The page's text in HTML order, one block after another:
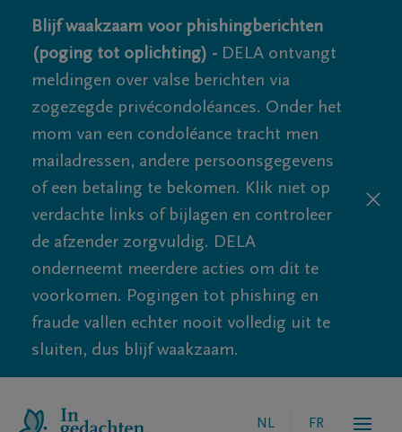
Blijf waakzaam voor phishingberichten
(poging tot oplichting) - DELA ontvangt
meldingen over valse berichten via
zogezegde privécondoléances. Onder het
mom van een condoléance tracht men
mailadressen, andere persoonsgegevens
of een betaling te bekomen. Klik niet op
verdachte links of bijlagen en controleer
de afzender zorgvuldig. DELA
onderneemt meerdere acties om dit te
voorkomen. Pogingen tot phishing en
fraude vallen echter nooit volledig uit te
sluiten, dus blijf waakzaam.
NL FR